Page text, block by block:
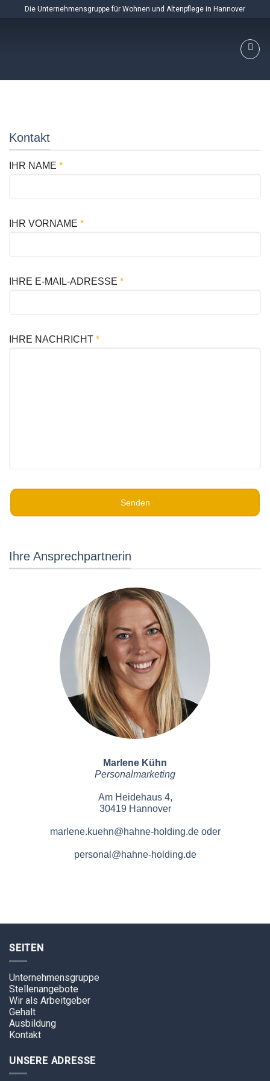
Die Unternehmensgruppe für Wohnen und Altenpflege in Hannover
Kontakt
IHR NAME *
IHR VORNAME *
IHRE E-MAIL-ADRESSE *
IHRE NACHRICHT *
Senden
Ihre Ansprechpartnerin
Marlene Kühn
Personalmarketing
Am Heidehaus 4,
30419 Hannover
marlene.kuehn@hahne-holding.deoder
personal@hahne-holding.de
SEITEN
Unternehmensgruppe
Stellenangebote
Wir als Arbeitgeber
Gehalt
Ausbildung
Kontakt
UNSERE ADRESSE